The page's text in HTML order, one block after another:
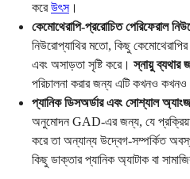
করেউৎস।
কেমোথেরাপি-প্ররোচিত পেরিফেরাল
নিউরোপ্যাথির মতো, কিছু
এবং অসাড়তা সৃষ্টি করে।স্নায়ু ব্যথার
পরিচালনা করার জন্য এটি কখনও
প্যানিক ডিসঅর্ডার এবং সোশ্যাল
অনুমোদন GAD-এর জন্য, যে
করে তা অন্যান্য উদ্বেগ-সম্পর্কিত
কিছু ডাক্তার প্যানিক অ্যাটাক বা